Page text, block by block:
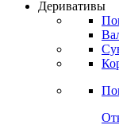
Деривативы